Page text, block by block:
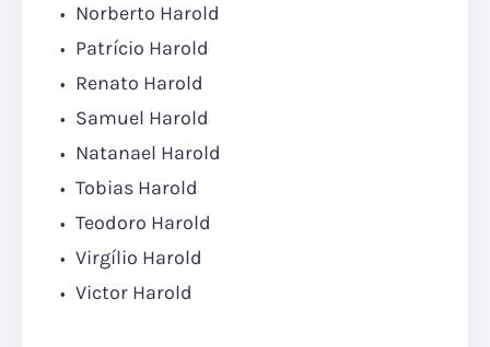
Norberto Harold
Patrício Harold
Renato Harold
Samuel Harold
Natanael Harold
Tobias Harold
Teodoro Harold
Virgílio Harold
Victor Harold